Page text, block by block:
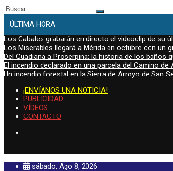
Buscar:
ÚLTIMA HORA
Los Cabales grabarán en directo el videoclip de su
Los Miserables llegará a Mérida en octubre con un
Del Guadiana a Proserpina: la historia de los
El incendio declarado en una parcela del Camino
Un incendio forestal en la Sierra de Arroyo de San
¡ENVÍANOS UNA NOTICIA!
PUBLICIDAD
VÍDEOS
CONTACTO
sábado, Ago 8, 2026